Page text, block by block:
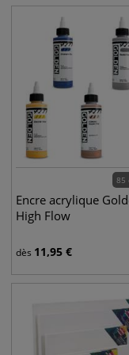
85
Encre acrylique
High Flow
dès 11,95 €